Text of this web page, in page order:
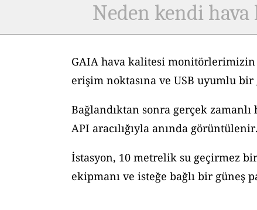
Neden kendi
GAIA hava kalitesi
erişim noktasına ve USB uyumlu bir
Bağlandıktan sonra gerçek
API aracılığıyla anında görüntülenir.
İstasyon, 10 metrelik su geçirmez
ekipmanı ve isteğe bağlı bir